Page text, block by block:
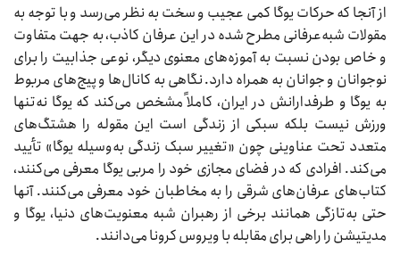
از آنجا که حرکات یوگا کمی عجیب و سخت به نظر می‌رسد و با توجه به
مقولات شبه‌عرفانی مطرح شده در این عرفان کاذب، به جهت متفاوت
و خاص بودن نسبت به آموزه‌های معنوی دیگر، نوعی جذابیت را برای
نوجوانان و جوانان به همراه دارد. نگاهی به کانال‌ها و پیج‌های مربوط
به یوگا و طرفدارانش در ایران، کاملاً مشخص می‌کند که یوگا نه‌تنها
ورزش نیست بلکه سبکی از زندگی است این مقوله را هشتگ‌های
متعدد تحت عناوینی چون «تغییر سبک زندگی به‌وسیله یوگا» تأیید
می‌کند. افرادی که در فضای مجازی خود را مربی یوگا معرفی می‌کنند،
کتاب‌های عرفان‌های شرقی را به مخاطبان خود معرفی می‌کنند. آنها
حتی به‌تازگی همانند برخی از رهبران شبه معنویت‌های دنیا، یوگا و
مدیتیشن را راهی برای مقابله با ویروس کرونا می‌دانند.